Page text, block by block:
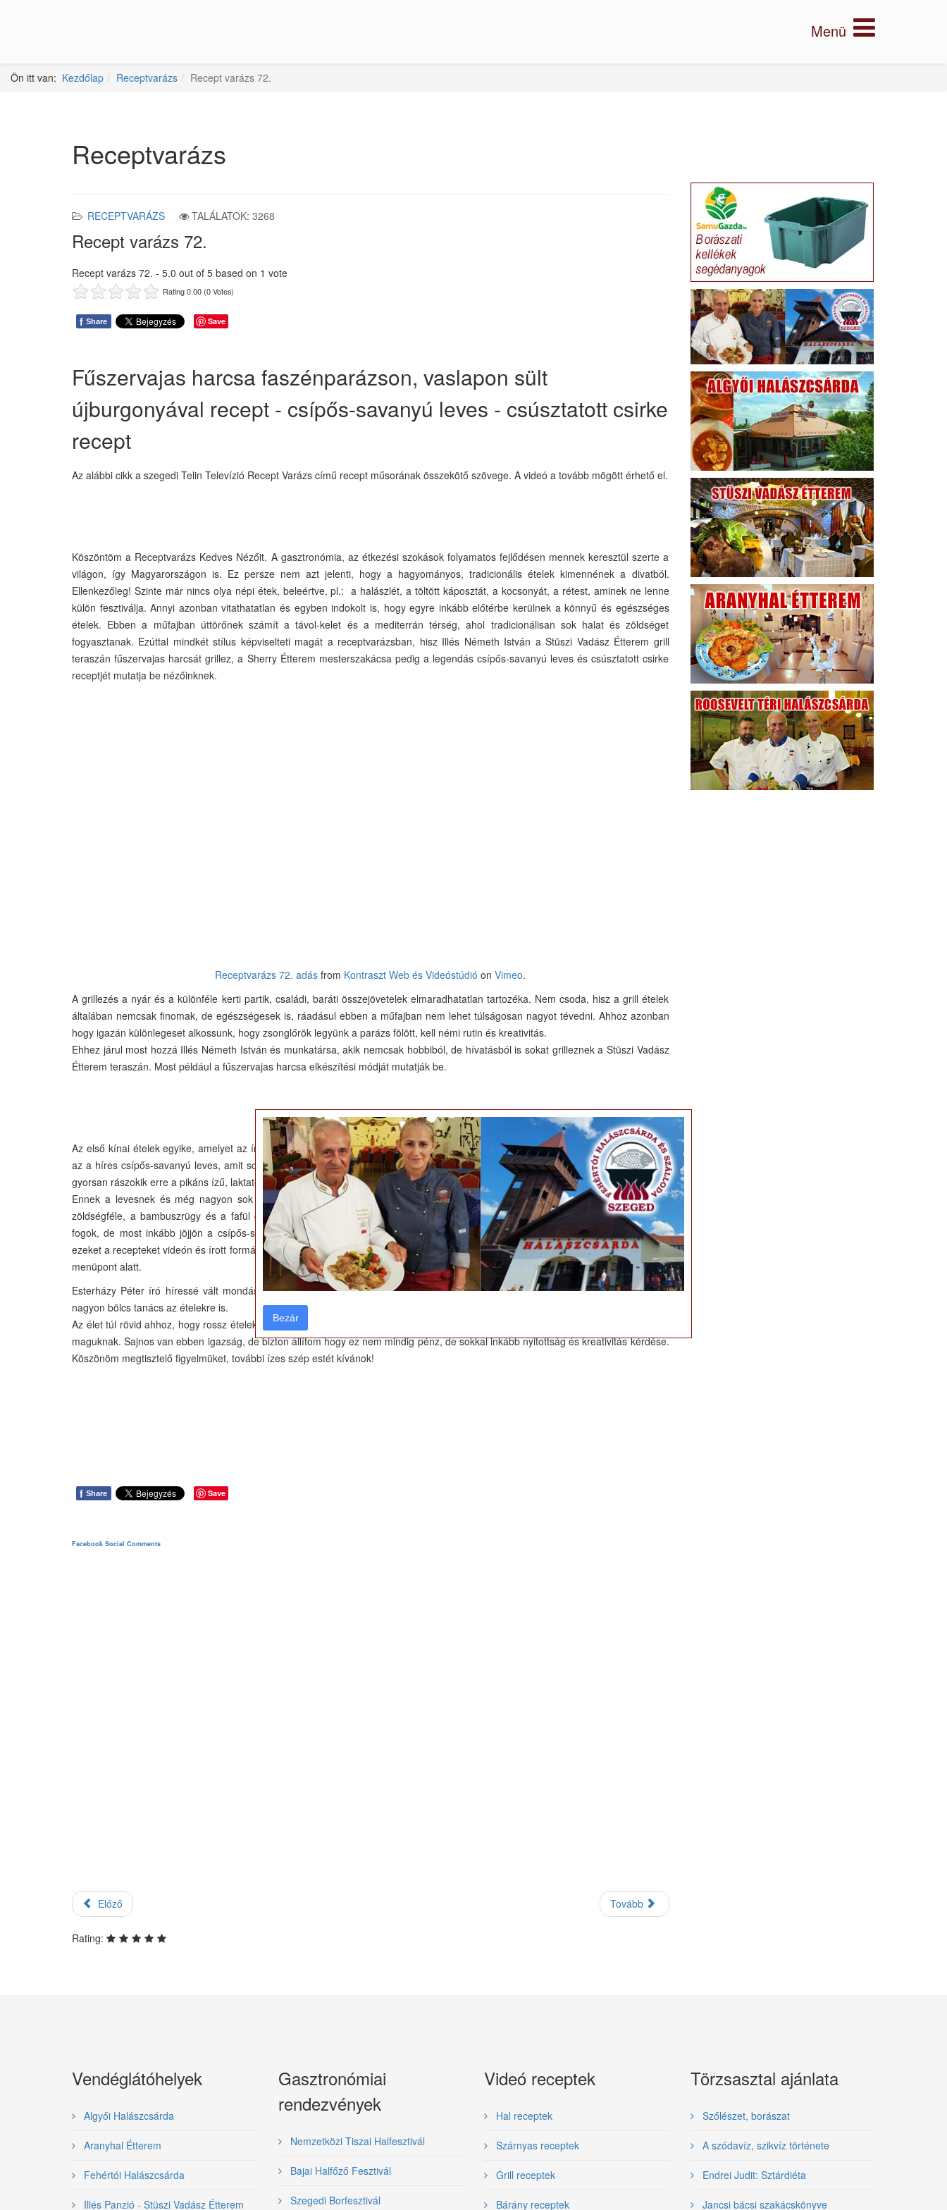
Ön itt van: Kezdőlap Receptvarázs Recept varázs 72.
Receptvarázs
RECEPTVARÁZS TALÁLATOK: 3268
Recept varázs 72.
Recept varázs 72. - 5.0 out of 5 based on 1 vote
Rating 0.00 (0 Votes)
f Share Save
Fűszervajas harcsa faszénparázson, vaslapon sült
újburgonyával recept - csípős-savanyú leves - csúsztatott csirke
recept
Az alábbi cikk a szegedi Telin Televízió Recept Varázs című recept műsorának összekötő szövege. A videó a tovább mögött érhető el.
Köszöntöm a Receptvarázs Kedves Nézőit. A gasztronómia, az étkezési szokások folyamatos fejlődésen mennek keresztül szerte a
világon, így Magyarországon is. Ez persze nem azt jelenti, hogy a hagyományos, tradicionális ételek kimennének a divatból.
Ellenkezőleg! Szinte már nincs olya népi étek, beleértve, pl.: a halászlét, a töltött káposztát, a kocsonyát, a rétest, aminek ne lenne
külön fesztiválja. Annyi azonban vitathatatlan és egyben indokolt is, hogy egyre inkább előtérbe kerülnek a könnyű és egészséges
ételek. Ebben a műfajban úttörőnek számít a távol-kelet és a mediterrán térség, ahol tradicionálisan sok halat és zöldséget
fogyasztanak. Ezúttal mindkét stílus képviselteti magát a receptvarázsban, hisz Illés Németh István a Stüszi Vadász Étterem grill
teraszán fűszervajas harcsát grillez, a Sherry Étterem mesterszakácsa pedig a legendás csípős-savanyú leves és csúsztatott csirke
receptjét mutatja be nézőinknek.
Receptvarázs 72. adás from Kontraszt Web és Videóstúdió onVimeo.
A grillezés a nyár és a különféle kerti partik, családi, baráti összejövetelek elmaradhatatlan tartozéka. Nem csoda, hisz a grill ételek
általában nemcsak finomak, de egészségesek is, ráadásul ebben a műfajban nem lehet túlságosan nagyot tévedni. Ahhoz azonban
hogy igazán különlegeset alkossunk, hogy zsonglőrök legyünk a parázs fölött, kell némi rutin és kreativitás.
Ehhez járul most hozzá Illés Németh István és munkatársa, akik nemcsak hobbiból, de hívatásból is sokat grilleznek a Stüszi Vadász
Étterem teraszán. Most például a fűszervajas harcsa elkészítési módját mutatják be.
Az első kínai ételek egyike, amelyet az ínyenc magyarok megismertek a kilencvenes évek elején, és vagy megkedveltek, vagy nem,
az a híres csípős-savanyú leves, amit sokan a számunkra szokatlan állaga miatt nem mernek megkóstolni. Pedig aki elég bátor, az
gyorsan rászokik erre a pikáns ízű, laktató ételre és általában rajongóvá válik.
Ennek a levesnek és még nagyon sok kínai ételnek elmaradhatatlan összetevője két, nálunk még mindig egzotikusnak számító
zöldségféle, a bambuszrügy és a fafül gomba. Erről két nagyon finom és jellegzetes hozzávalóról a későbbiekben még beszélni
fogok, de most inkább jöjjön a csípős-savanyú leves és a csúsztatott csirke receptje. Ha túlságosan gyors lenne a tempó, akkor
ezeket a recepteket videón és írott formában egyaránt megtalálják a Sherry Étteremlánc honlapján awww.sherry.hucímen a receptek
menüpont alatt.
Esterházy Péter író híressé vált mondása úgy szól: az élet túl rövid ahhoz, hogy rossz borokat igyunk. Miért ne lenne igaz ez a
nagyon bölcs tanács az ételekre is.
Az élet túl rövid ahhoz, hogy rossz ételeket együnk. Joggal mondják persze erre, hogy ezt manapság nagyon sokan nem engedhetik
maguknak. Sajnos van ebben igazság, de bizton állítom hogy ez nem mindig pénz, de sokkal inkább nyitottság és kreativitás kérdése.
Köszönöm megtisztelő figyelmüket, további ízes szép estét kívánok!
f Share Save
Facebook Social Comments
Előző Tovább
Rating:
Vendéglátóhelyek
Algyői Halászcsárda
Aranyhal Étterem
Fehértói Halászcsárda
Illés Panzió - Stüszi Vadász Étterem
Gasztronómiai
rendezvények
Nemzetközi Tiszai Halfesztivál
Bajai Halfőző Fesztivál
Szegedi Borfesztivál
Videó receptek
Hal receptek
Szárnyas receptek
Grill receptek
Bárány receptek
Törzsasztal ajánlata
Szőlészet, borászat
A szódavíz, szikvíz története
Endrei Judit: Sztárdiéta
Jancsi bácsi szakácskönyve
×
Bezár
Bezár